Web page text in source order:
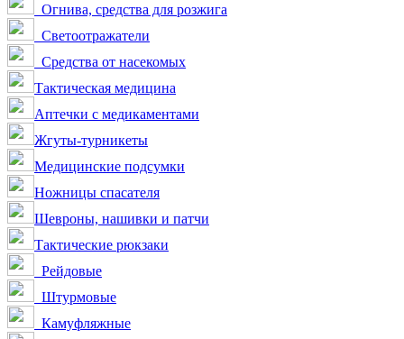
Огнива, средства для розжига
Светоотражатели
Средства от насекомых
Тактическая медицина
Аптечки с медикаментами
Жгуты-турникеты
Медицинские подсумки
Ножницы спасателя
Шевроны, нашивки и патчи
Тактические рюкзаки
Рейдовые
Штурмовые
Камуфляжные